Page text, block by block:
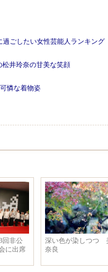
過ごしたい女性芸能人ランキング
松井玲奈の甘美な笑顔
憐な着物姿
回非公
に出席
深い色が染しつつ
奈良